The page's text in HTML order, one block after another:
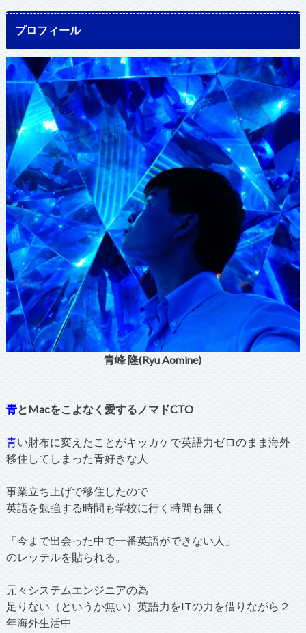
プロフィール
青峰 隆(Ryu Aomine)
青とMacをこよなく愛するノマドCTO
青い財布に変えたことがキッカケで英語力ゼロのまま海外
移住してしまった青好きな人
事業立ち上げで移住したので
英語を勉強する時間も学校に行く時間も無く
「今まで出会った中で一番英語ができない人」
のレッテルを貼られる。
元々システムエンジニアの為
足りない（というか無い）英語力をITの力を借りながら２
年海外生活中